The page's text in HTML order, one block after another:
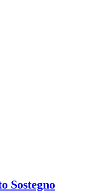
Sostegno